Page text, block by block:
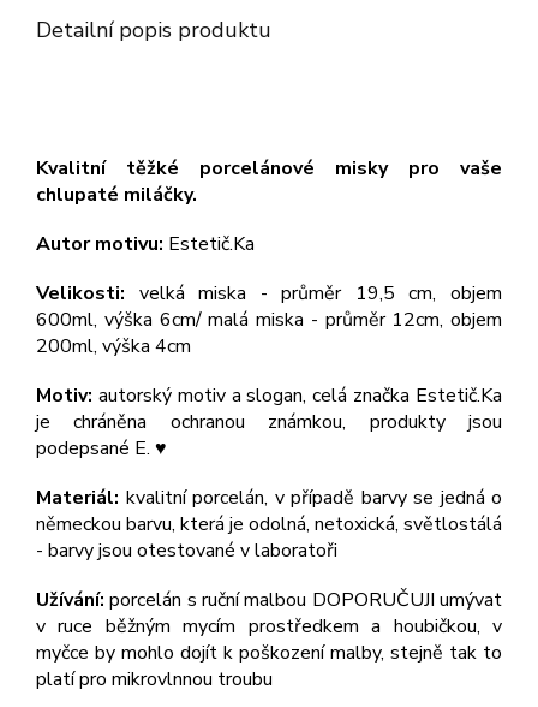
Detailní popis produktu
Kvalitní těžké porcelánové misky pro vaše
chlupaté miláčky.
Autor motivu: Estetič.Ka
Velikosti: velká miska - průměr 19,5 cm, objem
600ml, výška 6cm/ malá miska - průměr 12cm, objem
200ml, výška 4cm
Motiv: autorský motiv a slogan, celá značka Estetič.Ka
je chráněna ochranou známkou, produkty jsou
podepsané E. ♥︎
Materiál: kvalitní porcelán, v případě barvy se jedná o
německou barvu, která je odolná, netoxická, světlostálá
- barvy jsou otestované v laboratoři
Užívání: porcelán s ruční malbou DOPORUČUJI umývat
v ruce běžným mycím prostředkem a houbičkou, v
myčce by mohlo dojít k poškození malby, stejně tak to
platí pro mikrovlnnou troubu